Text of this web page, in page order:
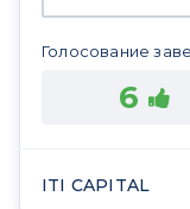
Голосование
6
ITI CAPITAL